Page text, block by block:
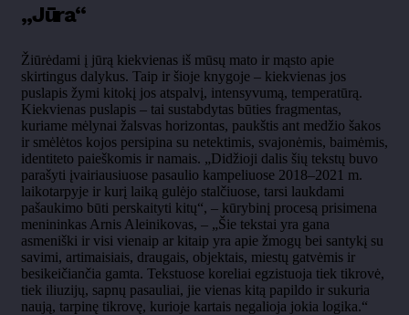
„Jūra“
Žiūrėdami į jūrą kiekvienas iš mūsų mato ir mąsto apie
skirtingus dalykus. Taip ir šioje knygoje – kiekvienas jos
puslapis žymi kitokį jos atspalvį, intensyvumą, temperatūrą.
Kiekvienas puslapis – tai sustabdytas būties fragmentas,
kuriame mėlynai žalsvas horizontas, paukštis ant medžio šakos
ir smėlėtos kojos persipina su netektimis, svajonėmis, baimėmis,
identiteto paieškomis ir namais. „Didžioji dalis šių tekstų buvo
parašyti įvairiausiuose pasaulio kampeliuose 2018–2021 m.
laikotarpyje ir kurį laiką gulėjo stalčiuose, tarsi laukdami
pašaukimo būti perskaityti kitų“, – kūrybinį procesą prisimena
menininkas Arnis Aleinikovas, – „Šie tekstai yra gana
asmeniški ir visi vienaip ar kitaip yra apie žmogų bei santykį su
savimi, artimaisiais, draugais, objektais, miestų gatvėmis ir
besikeičiančia gamta. Tekstuose koreliai egzistuoja tiek tikrovė,
tiek iliuzijų, sapnų pasauliai, jie vienas kitą papildo ir sukuria
naują, tarpinę tikrovę, kurioje kartais negalioja jokia logika.“